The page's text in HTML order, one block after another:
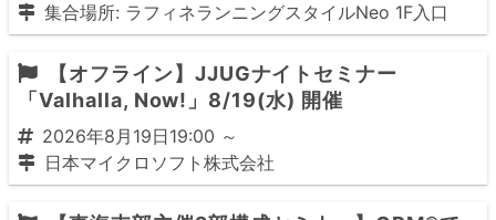
集合場所: ラフィネランニングスタイルNeo 1F入口
【オフライン】JJUGナイトセミナー
「Valhalla, Now!」8/19(水) 開催
2026年8月19日19:00 ～
日本マイクロソフト株式会社